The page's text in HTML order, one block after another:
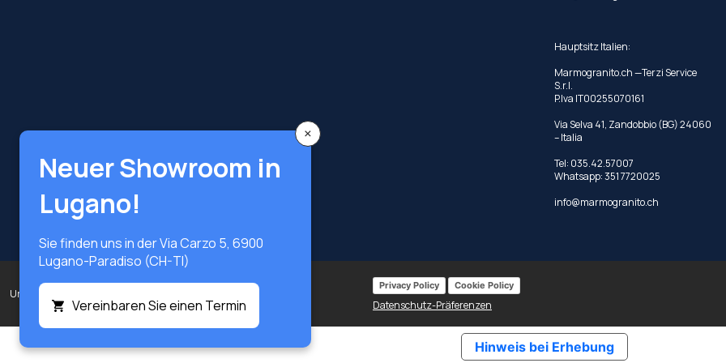
Hauptsitz Italien:
Marmogranito.ch —Terzi Service
S.r.l.
P.Iva IT00255070161
Via Selva 41, Zandobbio (BG) 24060
– Italia
Tel: 035.42.57007
Whatsapp:351 7720025
info@marmogranito.ch
Urheberrecht © Terzi Service S.r.l. - Alle Rechte vorbehalten.
Privacy Policy Cookie Policy
Datenschutz-Präferenzen
×
Neuer Showroom in
Lugano!
Sie finden uns in der Via Carzo 5, 6900
Lugano-Paradiso (CH-TI)
Vereinbaren Sie einen Termin
Hinweis bei Erhebung